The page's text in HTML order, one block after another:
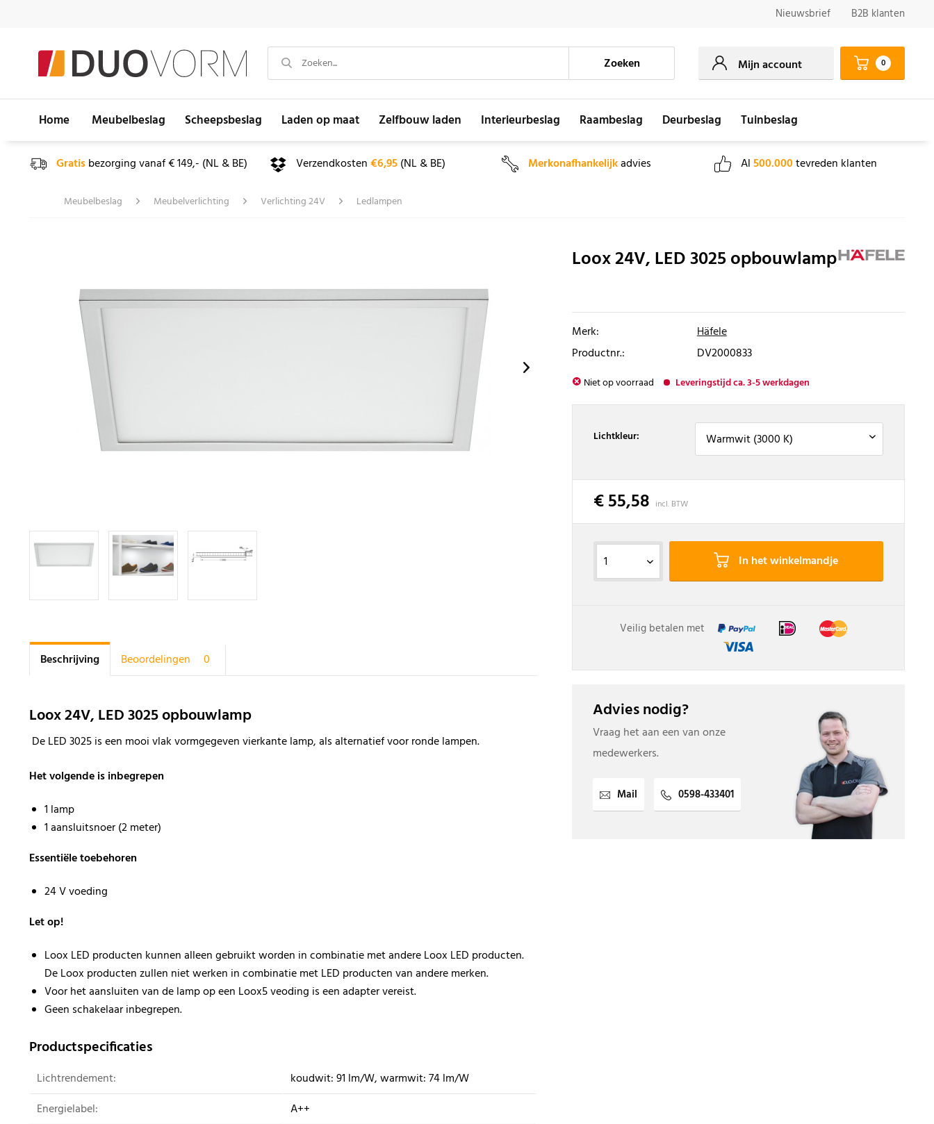
Nieuwsbrief B2B klanten
Zoeken Mijn account 0
Home Meubelbeslag Scheepsbeslag Laden op maat Zelfbouw laden Interieurbeslag Raambeslag Deurbeslag Tuinbeslag
Gratisbezorging vanaf € 149,- (NL & BE) Verzendkosten€6,95(NL & BE) Merkonafhankelijkadvies Al500.000tevreden klanten
Meubelbeslag Meubelverlichting Verlichting 24V Ledlampen
Loox 24V, LED 3025 opbouwlamp
Beschrijving Beoordelingen 0
Loox 24V, LED 3025 opbouwlamp
De LED 3025 is een mooi vlak vormgegeven vierkante lamp, als alternatief voor ronde lampen.
Het volgende is inbegrepen
1 lamp
1 aansluitsnoer (2 meter)
Essentiële toebehoren
24 V voeding
Let op!
Loox LED producten kunnen alleen gebruikt worden in combinatie met andere Loox LED producten.
De Loox producten zullen niet werken in combinatie met LED producten van andere merken.
Voor het aansluiten van de lamp op een Loox5 veoding is een adapter vereist.
Geen schakelaar inbegrepen.
Productspecificaties
Lichtrendement:
koudwit: 91 lm/W, warmwit: 74 lm/W
Energielabel:
A++
Merk:
Häfele
Productnr.:
DV2000833
Niet op voorraad Leveringstijd ca. 3-5 werkdagen
Lichtkleur:
€ 55,58 incl. BTW
In het winkelmandje
Veilig betalen met
Advies nodig?
Vraag het aan een van onze
medewerkers.
Mail 0598-433401